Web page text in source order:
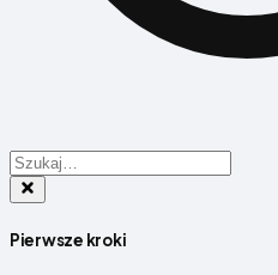
Pierwsze kroki